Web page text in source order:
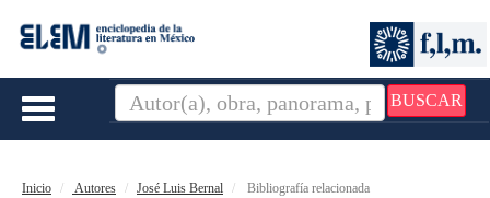
BUSCAR
Toggle
Inicio Autores José Luis Bernal Bibliografía relacionada